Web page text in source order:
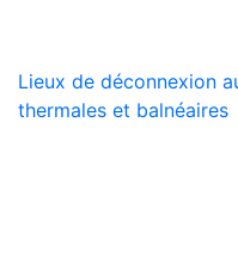
Lieux de déconnexion
thermales et balnéaires